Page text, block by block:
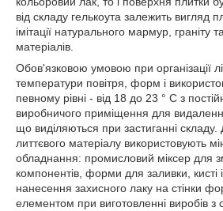
від складу гелькоута залежить вигляд
імітації натурального мармур, граніту
матеріалів.
Обов'язковою умовою при організації
температури повітря, форм і
певному рівні - від 18 до 23 ° С з
виробничого приміщення для
що виділяються при застиганні
литтєвого матеріалу використовують
обладнання: промисловий міксер для
компонентів, форми для заливки, кисті
нанесення захисного лаку на стінки
елементом при виготовленні виробів